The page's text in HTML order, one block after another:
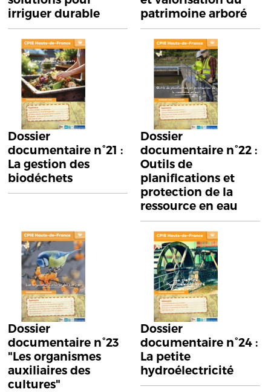
irriguer durable
patrimoine arboré
Dossier
documentaire n°21 :
La gestion des
biodéchets
Dossier
documentaire n°22 :
Outils de
planifications et
protection de la
ressource en eau
Dossier
documentaire n°23
"Les organismes
auxiliaires des
cultures"
Dossier
documentaire n°24 :
La petite
hydroélectricité